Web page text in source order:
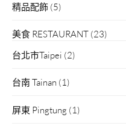
精品配飾 (5)
美食 RESTAURANT (23)
台北市Taipei (2)
台南 Tainan (1)
屏東 Pingtung (1)